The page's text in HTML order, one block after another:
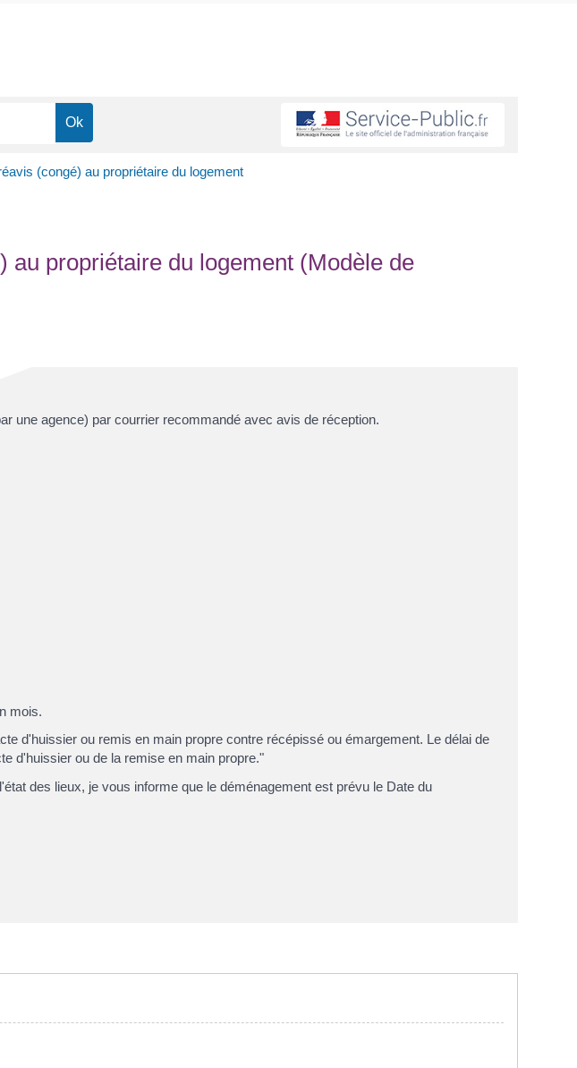
(congé) au propriétaire du logement
au propriétaire du logement (Modèle de
une agence) par courrier recommandé avec avis de réception.
mois.
d'huissier ou remis en main propre contre récépissé ou émargement. Le délai de
d'huissier ou de la remise en main propre."
des lieux, je vous informe que le déménagement est prévu le Date du